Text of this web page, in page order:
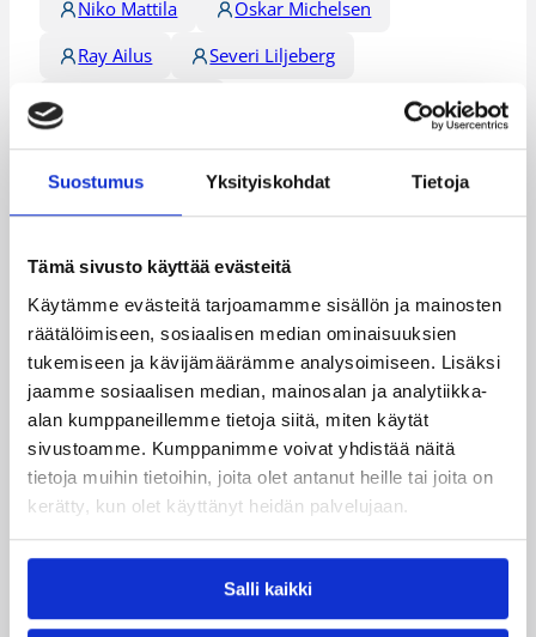
Suostumus Yksityiskohdat Tietoja
Tämä sivusto käyttää evästeitä
Käytämme evästeitä tarjoamamme sisällön ja mainosten
räätälöimiseen, sosiaalisen median ominaisuuksien
tukemiseen ja kävijämäärämme analysoimiseen. Lisäksi
jaamme sosiaalisen median, mainosalan ja analytiikka-
alan kumppaneillemme tietoja siitä, miten käytät
sivustoamme. Kumppanimme voivat yhdistää näitä
tietoja muihin tietoihin, joita olet antanut heille tai joita on
kerätty, kun olet käyttänyt heidän palvelujaan.
Salli kaikki
Niko Mattila
Oskar Michelsen
Ray Ailus
Severi Liljeberg
Kategoriat
Maaottelu
MU18 Pääjuttu
Katso myös